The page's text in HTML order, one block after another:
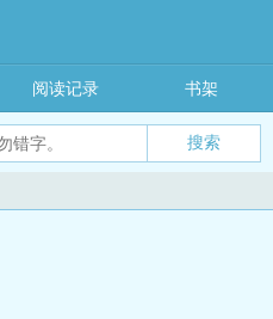
搜索
阅读记录 书架